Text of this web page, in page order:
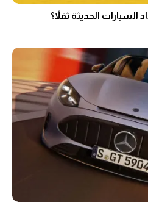
السيارات الحديثة ثقلاً؟